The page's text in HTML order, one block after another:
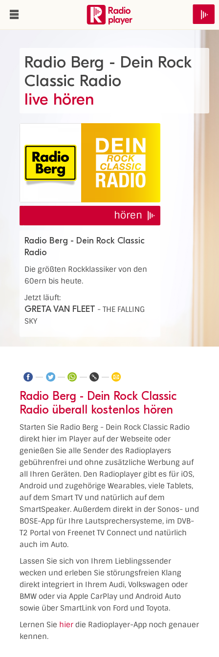
Radio Berg - Dein Rock
Classic Radio
live hören
hören
Radio Berg - Dein Rock Classic
Radio
Die größten Rockklassiker von den
60ern bis heute.
Jetzt läuft:
GRETA VAN FLEET - THE FALLING
SKY
Radio Berg - Dein Rock Classic
Radio überall kostenlos hören
Starten Sie Radio Berg - Dein Rock Classic Radio
direkt hier im Player auf der Webseite oder
genießen Sie alle Sender des Radioplayers
gebührenfrei und ohne zusätzliche Werbung auf
all Ihren Geräten. Den Radioplayer gibt es für iOS,
Android und zugehörige Wearables, viele Tablets,
auf dem Smart TV und natürlich auf dem
SmartSpeaker. Außerdem direkt in der Sonos- und
BOSE-App für Ihre Lautsprechersysteme, im DVB-
T2 Portal von Freenet TV Connect und natürlich
auch im Auto.
Lassen Sie sich von Ihrem Lieblingssender
wecken und erleben Sie störungsfreien Klang
direkt integriert in Ihrem Audi, Volkswagen oder
BMW oder via Apple CarPlay und Android Auto
sowie über SmartLink von Ford und Toyota.
Lernen Sie hier die Radioplayer-App noch genauer
kennen.